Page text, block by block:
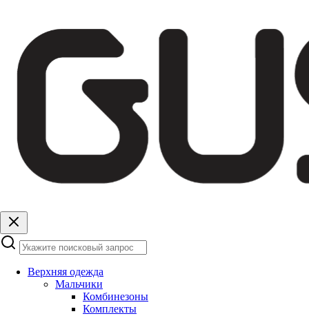
Верхняя одежда
Мальчики
Комбинезоны
Комплекты